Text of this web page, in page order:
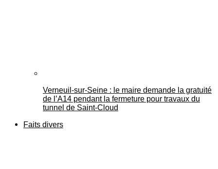
Verneuil-sur-Seine : le maire demande la gratuité
de l’A14 pendant la fermeture pour travaux du
tunnel de Saint-Cloud
Faits divers